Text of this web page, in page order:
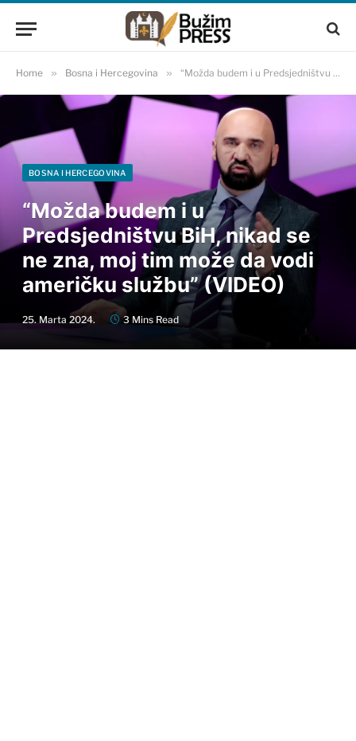
Home » Bosna i Hercegovina » “Možda budem i u Predsjedništvu BiH, nikad se ne zna, moj tim može da vodi američku službu” (VIDEO)
BOSNA I HERCEGOVINA
“Možda budem i u
Predsjedništvu BiH, nikad se
ne zna, moj tim može da vodi
američku službu” (VIDEO)
25. Marta 2024. 3 Mins Read